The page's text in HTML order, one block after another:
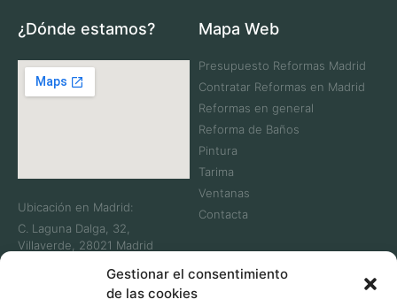
Gestionar el consentimiento
de las cookies
¿Dónde estamos?
Ubicación en Madrid:
C. Laguna Dalga, 32,
Villaverde, 28021 Madrid
Telf: +34 911 083 930
Mapa Web
Presupuesto Reformas Madrid
Contratar Reformas en Madrid
Reformas en general
Reforma de Baños
Pintura
Tarima
Ventanas
Contacta